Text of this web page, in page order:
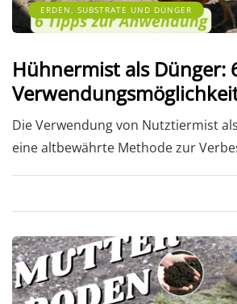
ERDEN, SUBSTRATE UND DÜNGER
Hühnermist als Dünger:
Die Verwendung von Nutztiermist
eine altbewährte Methode zur